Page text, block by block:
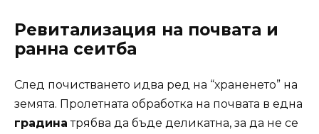
Ревитализация на почвата и
ранна сеитба
След почистването идва ред на “храненето” на
земята. Пролетната обработка на почвата в една
градина трябва да бъде деликатна, за да не се